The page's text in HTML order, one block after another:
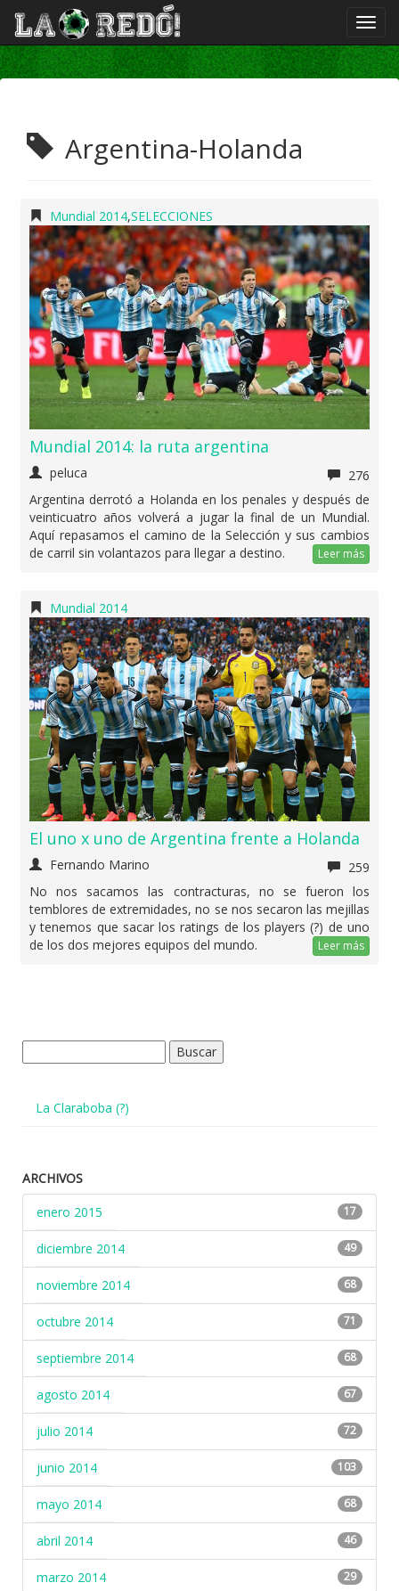
Argentina-Holanda
Mundial 2014,SELECCIONES
Mundial 2014: la ruta argentina
peluca
276
Argentina derrotó a Holanda en los penales y después de
veinticuatro años volverá a jugar la final de un Mundial.
Aquí repasamos el camino de la Selección y sus cambios
de carril sin volantazos para llegar a destino.
Leer más
Mundial 2014
El uno x uno de Argentina frente a Holanda
Fernando Marino
259
No nos sacamos las contracturas, no se fueron los
temblores de extremidades, no se nos secaron las mejillas
y tenemos que sacar los ratings de los players (?) de uno
de los dos mejores equipos del mundo.
Leer más
La Claraboba (?)
ARCHIVOS
enero 2015
17
diciembre 2014 49
noviembre 2014 68
octubre 2014 71
septiembre 2014 68
agosto 2014 67
julio 2014 72
junio 2014 103
mayo 2014 68
abril 2014 46
marzo 2014 29